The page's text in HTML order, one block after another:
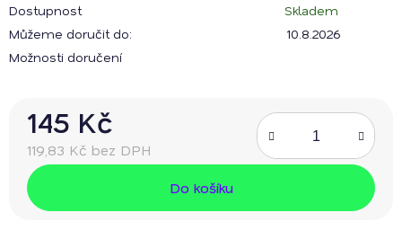
Dostupnost
Skladem
Můžeme doručit do:
10.8.2026
Možnosti doručení
145 Kč
119,83 Kč bez DPH
Měrná cena:
Do košíku